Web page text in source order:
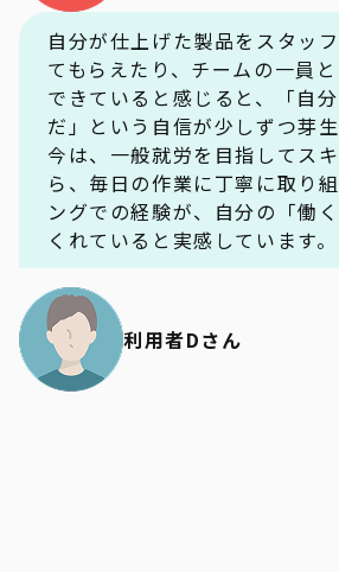
自分が仕上げた製品をスタッ
てもらえたり、チームの一員
できていると感じると、「自
だ」という自信が少しずつ芽生
今は、一般就労を目指してス
ら、毎日の作業に丁寧に取り
ングでの経験が、自分の「働
くれていると実感しています。
利用者Dさん